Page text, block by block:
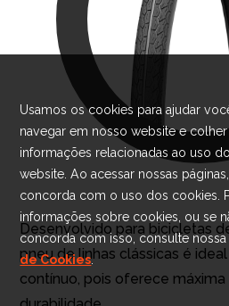
Desenvolvido para bicicletas
pneu de linhas clássicas é
contínuo, pois oferece máxima
Usamos os cookies para ajudar
navegar em nosso website e colher
informações relacionadas ao uso
website. Ao acessar nossas
concorda com o uso dos cookies.
informações sobre cookies, ou se
concorda com isso, consulte
de Cookies.